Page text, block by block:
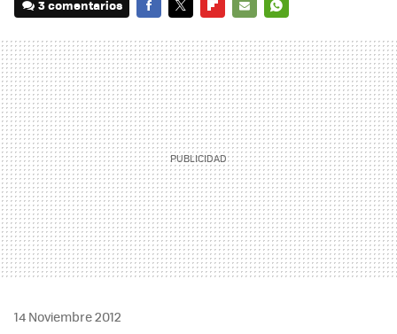
3 comentarios
MAIL
14 Noviembre 2012